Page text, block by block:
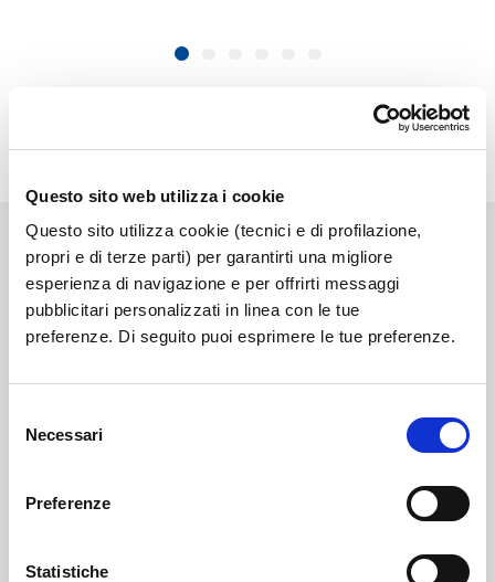
Questo sito web utilizza i cookie
Questo sito utilizza cookie (tecnici e di profilazione,
propri e di terze parti) per garantirti una migliore
esperienza di navigazione e per offrirti messaggi
pubblicitari personalizzati in linea con le tue
preferenze. Di seguito puoi esprimere le tue preferenze.
delNecessari
Preferenze
Statistiche
Link correlati